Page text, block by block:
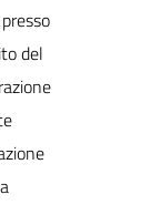
del